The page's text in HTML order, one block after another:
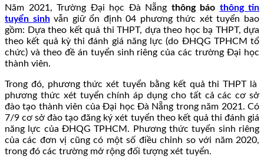
Năm 2021, Trường Đại học Đà Nẵng thông báo thông tin
tuyển sinhvẫn giữ ổn định 04 phương thức xét tuyển bao
gồm: Dựa theo kết quả thi THPT, dựa theo học bạ THPT, dựa
theo kết quả kỳ thi đánh giá năng lực (do ĐHQG TPHCM tổ
chức) và theo đề án tuyển sinh riêng của các trường Đại học
thành viên.
Trong đó, phương thức xét tuyển bằng kết quả thi THPT là
phương thức xét tuyển chính áp dụng cho tất cả các cơ sở
đào tạo thành viên của Đại học Đà Nẵng trong năm 2021. Có
7/9 cơ sở đào tạo đăng ký xét tuyển theo kết quả thi đánh giá
năng lực của ĐHQG TPHCM. Phương thức tuyển sinh riêng
của các đơn vị cũng có một số điều chỉnh so với năm 2020,
trong đó các trường mở rộng đối tượng xét tuyển.